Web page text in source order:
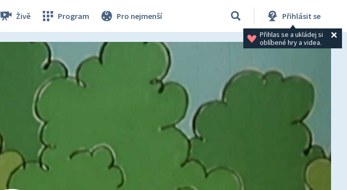
Živě Program Pro nejmenší Přihlásit se
Přihlas se a ukládej si
oblíbené hry a videa.